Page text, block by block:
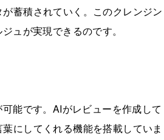
蓄積されていく。このクレンジン
ュが実現できるのです。
能です。AIがレビューを作成して
にしてくれる機能を搭載していま